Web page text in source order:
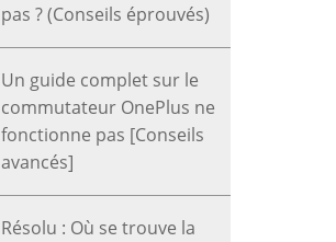
pas ? (Conseils éprouvés)
Un guide complet sur le
commutateur OnePlus ne
fonctionne pas [Conseils
avancés]
Résolu : Où se trouve la